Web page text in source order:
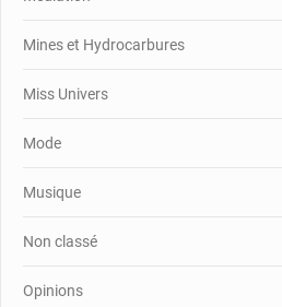
Mines et Hydrocarbures
Miss Univers
Mode
Musique
Non classé
Opinions